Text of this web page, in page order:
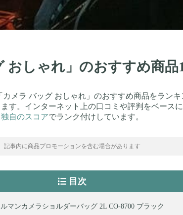
おしゃれ」のおすすめ商
カメラ バッグ おしゃれ」のおすすめ商品をランキ
す。インターネット上の口コミや評判をベース
独自のスコアでランク付けしています。
記事内に商品プロモーションを含む場合があります
目次
マンカメラショルダーバッグ 2L CO-8700 ブラック